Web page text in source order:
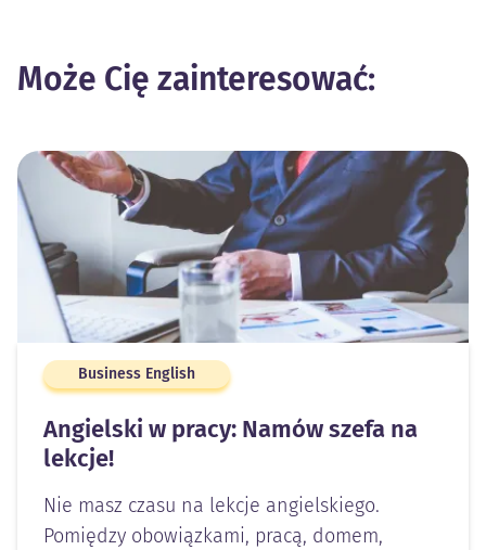
Może Cię zainteresować:
Business English
Angielski w pracy: Namów szefa na
lekcje!
Nie masz czasu na lekcje angielskiego.
Pomiędzy obowiązkami, pracą, domem,